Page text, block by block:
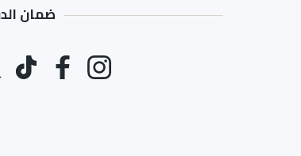
ضمان
انستغرام